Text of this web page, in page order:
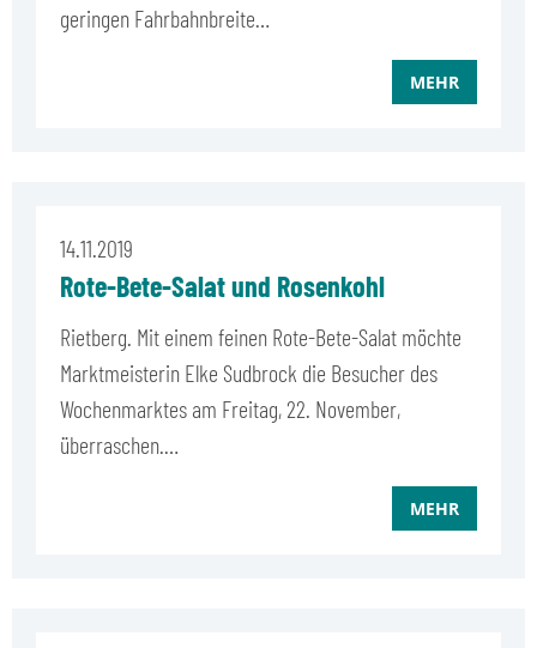
geringen Fahrbahnbreite…
MEHR
14.11.2019
Rote-Bete-Salat und Rosenkohl
Rietberg. Mit einem feinen Rote-Bete-Salat möchte
Marktmeisterin Elke Sudbrock die Besucher des
Wochenmarktes am Freitag, 22. November,
überraschen.…
MEHR